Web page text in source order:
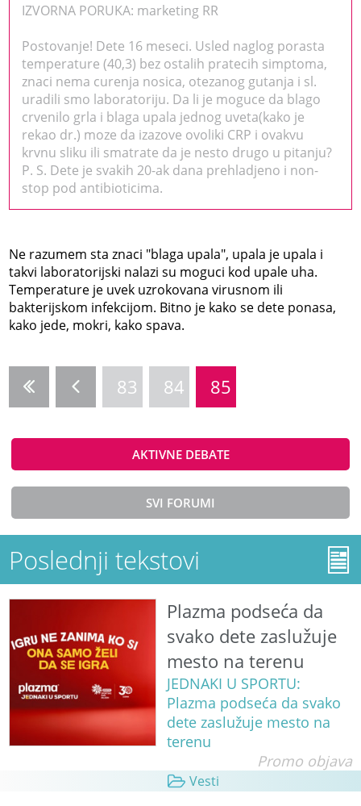
IZVORNA PORUKA: marketing RR
Postovanje! Dete 16 meseci. Usled naglog porasta
temperature (40,3) bez ostalih pratecih simptoma,
znaci nema curenja nosica, otezanog gutanja i sl.
uradili smo laboratoriju. Da li je moguce da blago
crvenilo grla i blaga upala jednog uveta(kako je
rekao dr.) moze da izazove ovoliki CRP i ovakvu
krvnu sliku ili smatrate da je nesto drugo u pitanju?
P. S. Dete je svakih 20-ak dana prehladjeno i non-
stop pod antibioticima.
Ne razumem sta znaci "blaga upala", upala je upala i
takvi laboratorijski nalazi su moguci kod upale uha.
Temperature je uvek uzrokovana virusnom ili
bakterijskom infekcijom. Bitno je kako se dete ponasa,
kako jede, mokri, kako spava.
83 84 85
AKTIVNE DEBATE
SVI FORUMI
Poslednji tekstovi
Plazma podseća da
svako dete zaslužuje
mesto na terenu
JEDNAKI U SPORTU:
Plazma podseća da svako
dete zaslužuje mesto na
terenu
Promo objava
Vesti